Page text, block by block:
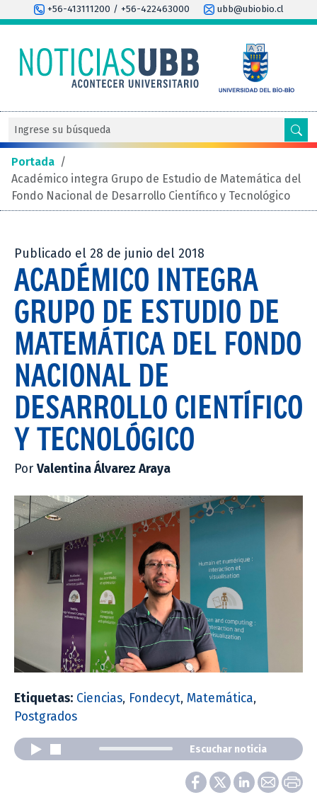
+56-413111200 / +56-422463000 ubb@ubiobio.cl
Portada /
Académico integra Grupo de Estudio de Matemática del
Fondo Nacional de Desarrollo Científico y Tecnológico
Publicado el 28 de junio del 2018
ACADÉMICO INTEGRA
GRUPO DE ESTUDIO DE
MATEMÁTICA DEL FONDO
NACIONAL DE
DESARROLLO CIENTÍFICO
Y TECNOLÓGICO
PorValentina Álvarez Araya
Etiquetas: Ciencias, Fondecyt, Matemática,
Postgrados
Escuchar noticia